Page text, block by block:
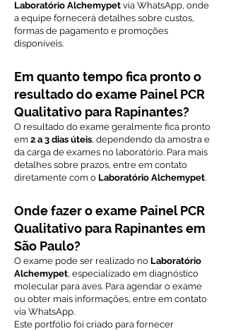
Laboratório Alchemypet via WhatsApp, onde
a equipe fornecerá detalhes sobre custos,
formas de pagamento e promoções
disponíveis.
Em quanto tempo fica pronto o
resultado do exame Painel PCR
Qualitativo para Rapinantes?
O resultado do exame geralmente fica pronto
em 2 a 3 dias úteis, dependendo da amostra e
da carga de exames no laboratório. Para mais
detalhes sobre prazos, entre em contato
diretamente com o Laboratório Alchemypet.
Onde fazer o exame Painel PCR
Qualitativo para Rapinantes em
São Paulo?
O exame pode ser realizado no Laboratório
Alchemypet, especializado em diagnóstico
molecular para aves. Para agendar o exame
ou obter mais informações, entre em contato
via WhatsApp.
Este portfólio foi criado para fornecer